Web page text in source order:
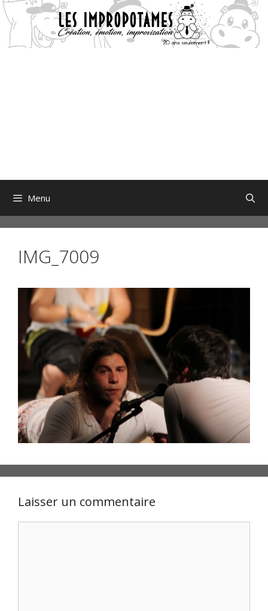
Aller
au
contenu
Menu
IMG_7009
Laisser un commentaire